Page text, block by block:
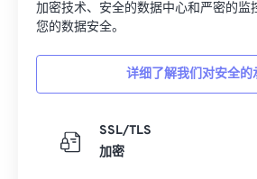
加密技术、安全的数据中心和严密的监
您的数据安全。
详细了解我们对安全的
SSL/TLS
加密